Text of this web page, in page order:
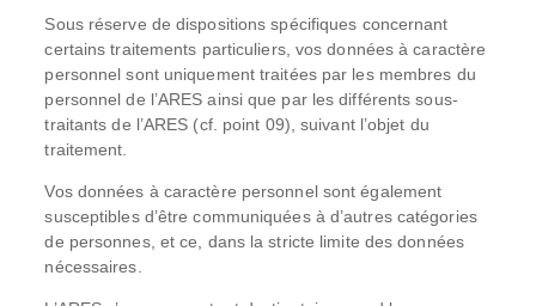
Sous réserve de dispositions spécifiques concernant
certains traitements particuliers, vos données à caractère
personnel sont uniquement traitées par les membres du
personnel de l’ARES ainsi que par les différents sous-
traitants de l’ARES (cf. point 09), suivant l’objet du
traitement.
Vos données à caractère personnel sont également
susceptibles d’être communiquées à d’autres catégories
de personnes, et ce, dans la stricte limite des données
nécessaires.